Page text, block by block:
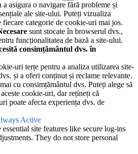
asigura o navigare fără probleme și
ale site-ului. Puteți vizualiza
categorie de cookie-uri mai jos.
sunt stocate în browserul dvs.,
funcționalitatea de bază a site-ului.
consimțământul dvs. în
uri terțe pentru a analiza utilizarea site-
și a oferi conținut și reclame relevante.
cu consimțământul dvs. Puteți alege să
cookie-uri, dar rețineți că
poate afecta experiența dvs. de
Active
site features like secure log-ins
They do not store personal